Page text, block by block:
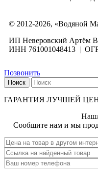
© 2012-2026, «Водяной
ИП Неверовский Артём
ИНН 761001048413 |
Позвонить
Поиск
ГАРАНТИЯ ЛУЧШЕЙ
Сообщите нам и мы